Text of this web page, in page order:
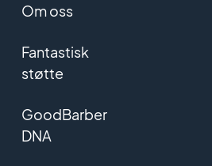
Om oss
Fantastisk
støtte
GoodBarber
DNA